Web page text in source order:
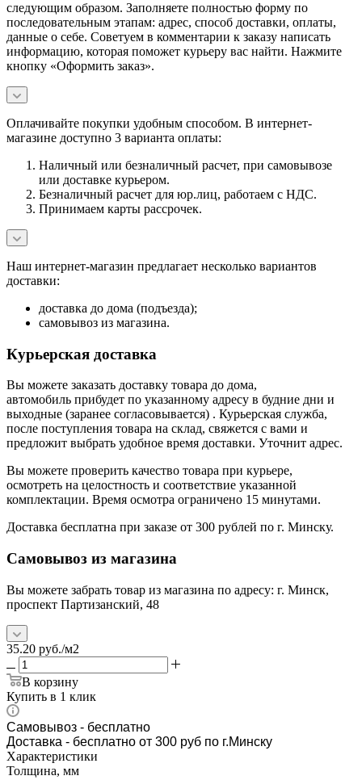
следующим образом. Заполняете полностью форму по
последовательным этапам: адрес, способ доставки, оплаты,
данные о себе. Советуем в комментарии к заказу написать
информацию, которая поможет курьеру вас найти. Нажмите
кнопку «Оформить заказ».
Оплачивайте покупки удобным способом. В интернет-
магазине доступно 3 варианта оплаты:
Наличный или безналичный расчет, при самовывозе
или доставке курьером.
Безналичный расчет для юр.лиц, работаем с НДС.
Принимаем карты рассрочек.
Наш интернет-магазин предлагает несколько вариантов
доставки:
доставка до дома (подъезда);
самовывоз из магазина.
Курьерская доставка
Вы можете заказать доставку товара до дома,
автомобиль прибудет по указанному адресу в будние дни и
выходные (заранее согласовывается) . Курьерская служба,
после поступления товара на склад, свяжется с вами и
предложит выбрать удобное время доставки. Уточнит адрес.
Вы можете проверить качество товара при курьере,
осмотреть на целостность и соответствие указанной
комплектации. Время осмотра ограничено 15 минутами.
Доставка бесплатна при заказе от 300 рублей по г. Минску.
Самовывоз из магазина
Вы можете забрать товар из магазина по адресу: г. Минск,
проспект Партизанский, 48
35.20 руб./м2
В корзину
Купить в 1 клик
Самовывоз - бесплатно
Доставка - бесплатно от 300 руб по г.Минску
Характеристики
Толщина, мм